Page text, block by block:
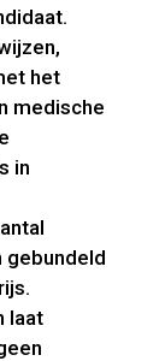
het
medische
in
gebundeld
laat